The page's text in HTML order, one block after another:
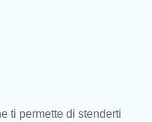
ti permette di stenderti